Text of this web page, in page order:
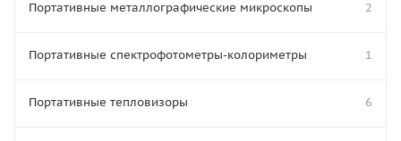
Портативные металлографические микроскопы 2
Портативные спектрофотометры-колориметры 1
Портативные тепловизоры 6